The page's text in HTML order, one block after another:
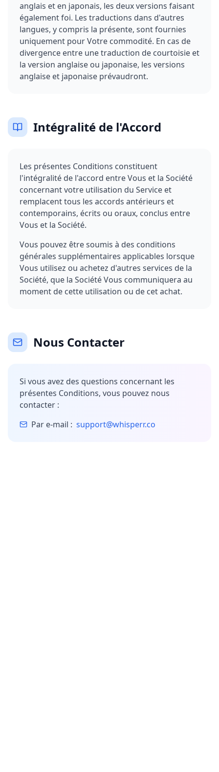
anglais et en japonais, les deux versions faisant
également foi. Les traductions dans d'autres
langues, y compris la présente, sont fournies
uniquement pour Votre commodité. En cas de
divergence entre une traduction de courtoisie et
la version anglaise ou japonaise, les versions
anglaise et japonaise prévaudront.
Intégralité de l'Accord
Les présentes Conditions constituent
l'intégralité de l'accord entre Vous et la Société
concernant votre utilisation du Service et
remplacent tous les accords antérieurs et
contemporains, écrits ou oraux, conclus entre
Vous et la Société.
Vous pouvez être soumis à des conditions
générales supplémentaires applicables lorsque
Vous utilisez ou achetez d'autres services de la
Société, que la Société Vous communiquera au
moment de cette utilisation ou de cet achat.
Nous Contacter
Si vous avez des questions concernant les
présentes Conditions, vous pouvez nous
contacter :
Par e-mail : support@whisperr.co